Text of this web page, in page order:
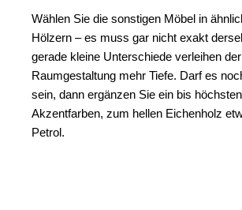
Wählen Sie die sonstigen Möbel in
Hölzern – es muss gar nicht exakt
gerade kleine Unterschiede verleihen der
Raumgestaltung mehr Tiefe. Darf es
sein, dann ergänzen Sie ein bis
Akzentfarben, zum hellen Eichenholz
Petrol.